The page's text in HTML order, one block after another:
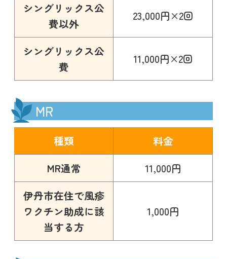
シングリックス公
費以外
23,000円×2回
シングリックス公
費
11,000円×2回
MR
種類
料金
MR通常
11,000円
伊丹市在住で風疹
ワクチン助成に該
当する方
1,000円